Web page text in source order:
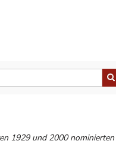
1929 und 2000 nominierten